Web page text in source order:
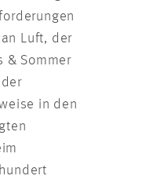
Luft, der
& Sommer
in den